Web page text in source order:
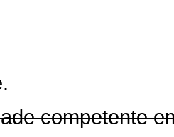
competente